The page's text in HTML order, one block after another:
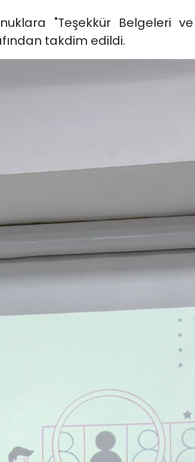
"Teşekkür Belgeleri
takdim edildi.